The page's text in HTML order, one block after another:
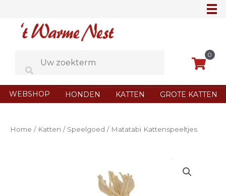
0
WEBSHOP HONDEN KATTEN GROTE KATTEN
Home / Katten / Speelgoed / Matatabi Kattenspeeltjes